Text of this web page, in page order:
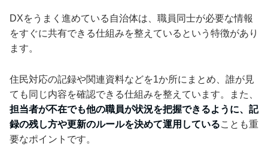
DXをうまく進めている自治体は、職員同士が必要な情報
をすぐに共有できる仕組みを整えているという特徴があり
ます。
住民対応の記録や関連資料などを1か所にまとめ、誰が見
ても同じ内容を確認できる仕組みを整えています。また、
担当者が不在でも他の職員が状況を把握できるように、記
録の残し方や更新のルールを決めて運用していることも重
要なポイントです。